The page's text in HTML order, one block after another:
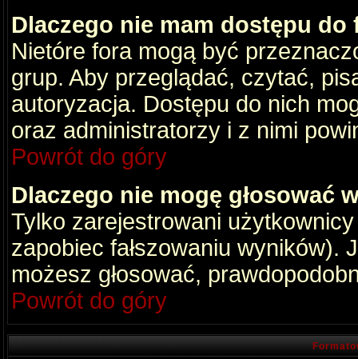
Dlaczego nie mam dostępu do
Nietóre fora mogą być
grup. Aby przeglądać, czytać,
autoryzacja. Dostępu do nich
oraz administratorzy i z nimi
Powrót do góry
Dlaczego nie mogę głosować
Tylko zarejestrowani
zapobiec fałszowaniu wyników).
możesz głosować,
Powrót do góry